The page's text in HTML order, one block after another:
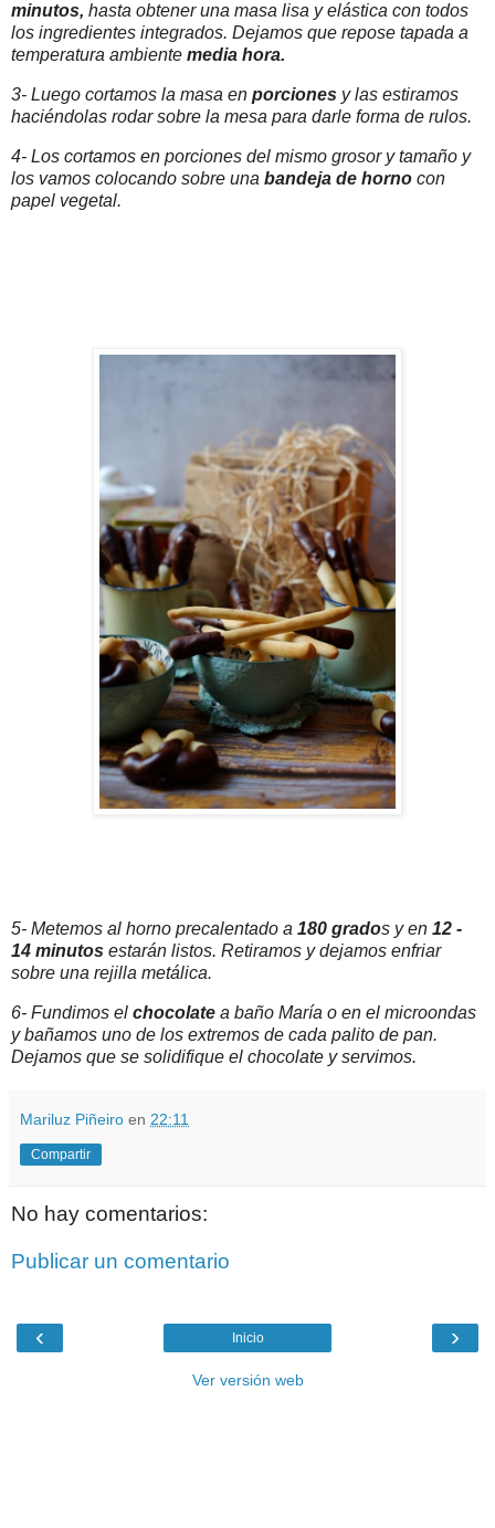
minutos, hasta obtener una masa lisa y elástica con todos
los ingredientes integrados. Dejamos que repose tapada a
temperatura ambiente media hora.
3- Luego cortamos la masa en porciones y las estiramos
haciéndolas rodar sobre la mesa para darle forma de rulos.
4- Los cortamos en porciones del mismo grosor y tamaño y
los vamos colocando sobre una bandeja de horno con
papel vegetal.
5- Metemos al horno precalentado a 180 grados y en 12 -
14 minutos estarán listos. Retiramos y dejamos enfriar
sobre una rejilla metálica.
6- Fundimos el chocolate a baño María o en el microondas
y bañamos uno de los extremos de cada palito de pan.
Dejamos que se solidifique el chocolate y servimos.
Mariluz Piñeiro en 22:11
Compartir
No hay comentarios:
Publicar un comentario
‹ ›
Inicio
Ver versión web